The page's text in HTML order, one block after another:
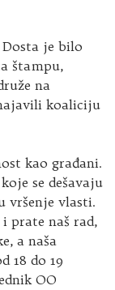
je bilo
štampu,
na
koaliciju
kao građani.
se dešavaju
vršenje vlasti.
prate naš rad,
a naša
18 do 19
OO